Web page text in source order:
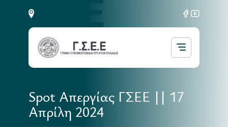
Spot Απεργίας ΓΣΕΕ || 17
Απρίλη 2024